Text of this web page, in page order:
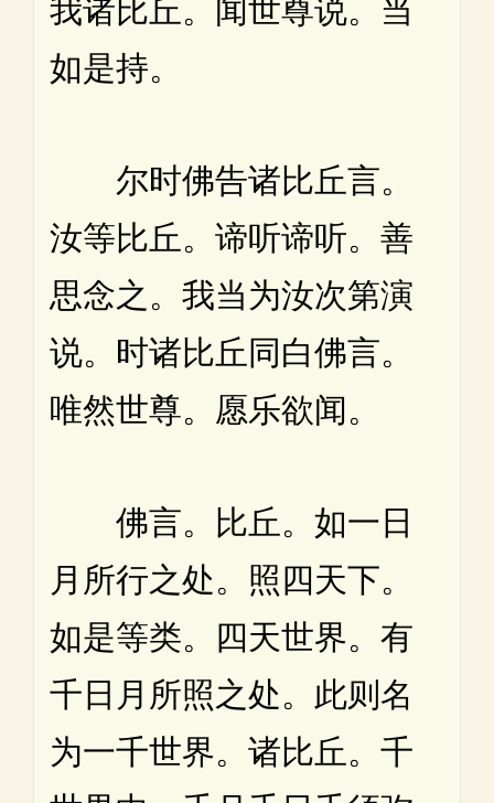
我诸比丘。闻世尊说。当
如是持。
尔时佛告诸比丘言。
汝等比丘。谛听谛听。善
思念之。我当为汝次第演
说。时诸比丘同白佛言。
唯然世尊。愿乐欲闻。
佛言。比丘。如一日
月所行之处。照四天下。
如是等类。四天世界。有
千日月所照之处。此则名
为一千世界。诸比丘。千